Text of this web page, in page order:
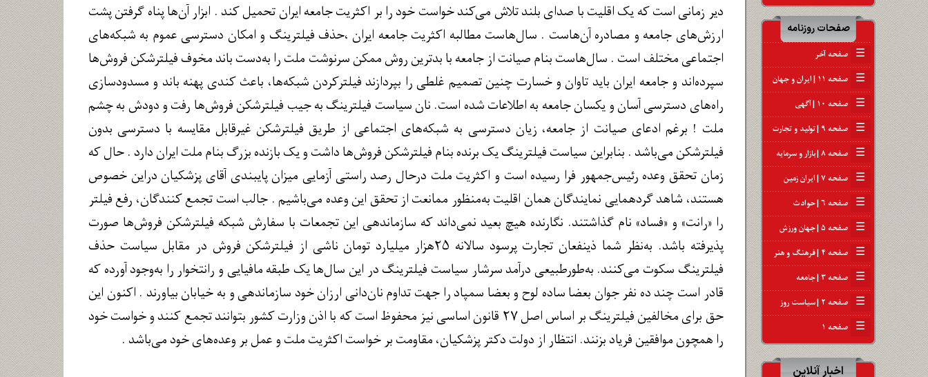
صفحات روزنامه
☰ صفحه آخر
☰ صفحه ۱۱ | ایران و جهان
☰ صفحه ۱۰ | آگهی
☰ صفحه ۹ | تولید و تجارت
☰ صفحه ۸ | بازار و سرمایه
☰ صفحه ۷ | ایران زمین
☰ صفحه ۶ | حوادث
☰ صفحه ۵ | جهان ورزش
☰ صفحه ۴ | فرهنگ و هنر
☰ صفحه ۳ | جامعه
☰ صفحه ۲ | سیاست روز
☰ صفحه ۱
اخبار آنلاین
دیر زمانی است که یک اقلیت با صدای بلند تلاش می‌کند خواست خود را بر اکثریت جامعه ایران تحمیل کند . ابزار آن‌ها پناه گرفتن پشت
ارزش‌های جامعه و مصادره آن‌هاست . سال‌هاست مطالبه اکثریت جامعه ایران ،حذف فیلترینگ و امکان دسترسی عموم به شبکه‌های
اجتماعی مختلف است . سال‌هاست بنام صیانت از جامعه با بدترین روش ممکن سرنوشت ملت را به‌دست باند مخوف فیلترشکن فروش‌ها
سپرده‌اند و جامعه ایران باید تاوان و خسارت چنین تصمیم غلطی را بپردازند فیلترکردن شبکه‌ها، باعث کندی پهنه باند و مسدودسازی
راه‌های دسترسی آسان و یکسان جامعه به اطلاعات شده است. نان سیاست فیلترینگ به جیب فیلترشکن فروش‌ها رفت و دودش به چشم
ملت ! برغم ادعای صیانت از جامعه، زیان دسترسی به شبکه‌های اجتماعی از طریق فیلترشکن غیرقابل مقایسه با دسترسی بدون
فیلترشکن می‌باشد . بنابراین سیاست فیلترینگ یک برنده بنام فیلترشکن فروش‌ها داشت و یک بازنده بزرگ بنام ملت ایران دارد . حال که
زمان تحقق وعده رئیس‌جمهور فرا رسیده است و اکثریت ملت درحال رصد راستی آزمایی میزان پایبندی آقای پزشکیان دراین خصوص
هستند، شاهد گردهمایی نمایندگان همان اقلیت به‌منظور ممانعت از تحقق این وعده می‌باشیم . جالب است تجمع کنندگان، رفع فیلتر
را «رانت» و «فساد» نام گذاشتند. نگارنده هیچ بعید نمی‌داند که سازماندهی این تجمعات با سفارش شبکه فیلترشکن فروش‌ها صورت
پذیرفته باشد. به‌نظر شما ذینفعان تجارت پرسود سالانه ۲۵هزار میلیارد تومان ناشی از فیلترشکن فروش در مقابل سیاست حذف
فیلترینگ سکوت می‌کنند. به‌طورطبیعی درآمد سرشار سیاست فیلترینگ در این سال‌ها یک طبقه مافیایی و رانتخوار را به‌وجود آورده که
قادر است چند ده نفر جوان بعضا ساده لوح و بعضا سمپاد را جهت تداوم نان‌دانی ارزان خود سازماندهی و به خیابان بیاورند . اکنون این
حق برای مخالفین فیلترینگ بر اساس اصل ۲۷ قانون اساسی نیز محفوظ است که با اذن وزارت کشور بتوانند تجمع کنند و خواست خود
را همچون موافقین فریاد بزنند. انتظار از دولت دکتر پزشکیان، مقاومت بر خواست اکثریت ملت و عمل بر وعده‌های خود می‌باشد .